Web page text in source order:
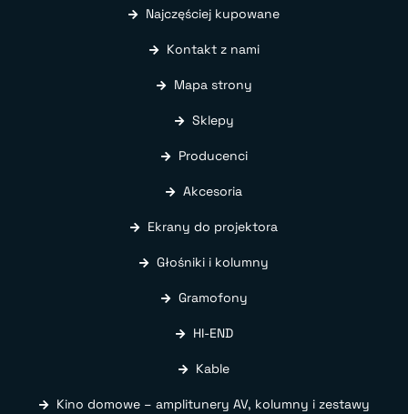
Najczęściej kupowane
Kontakt z nami
Mapa strony
Sklepy
Producenci
Akcesoria
Ekrany do projektora
Głośniki i kolumny
Gramofony
HI-END
Kable
Kino domowe – amplitunery AV, kolumny i zestawy